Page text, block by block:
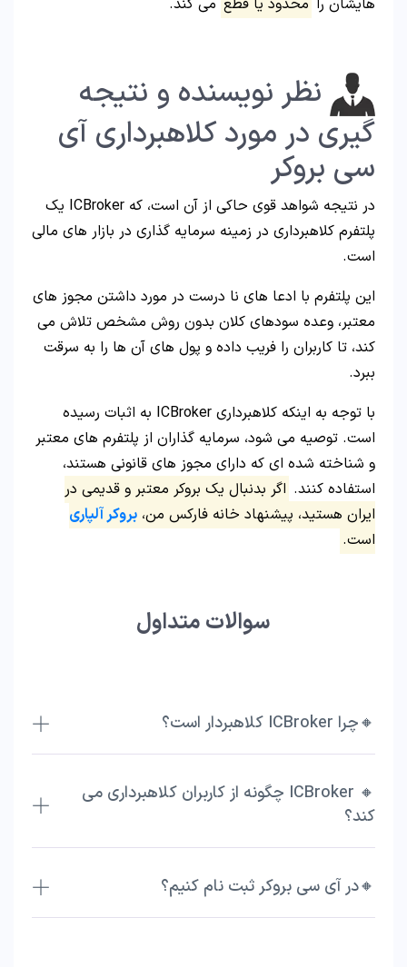
هایشان را محدود یا قطع می کند.
نظر نویسنده و نتیجه
گیری در مورد کلاهبرداری آی
سی بروکر
در نتیجه شواهد قوی حاکی از آن است، که ICBroker یک
پلتفرم کلاهبرداری در زمینه سرمایه گذاری در بازار های مالی
است.
این پلتفرم با ادعا های نا درست در مورد داشتن مجوز های
معتبر، وعده سودهای کلان بدون روش مشخص تلاش می
کند، تا کاربران را فریب داده و پول های آن ها را به سرقت
ببرد.
با توجه به اینکه کلاهبرداری ICBroker به اثبات رسیده
است. توصیه می شود، سرمایه گذاران از پلتفرم های معتبر
و شناخته شده ای که دارای مجوز های قانونی هستند،
استفاده کنند. اگر بدنبال یک بروکر معتبر و قدیمی در
ایران هستید، پیشنهاد خانه فارکس من، بروکر آلپاری
است.
سوالات متداول
🔸چرا ICBroker کلاهبردار است؟
🔸 ICBroker چگونه از کاربران کلاهبرداری می
کند؟
🔸در آی سی بروکر ثبت نام کنیم؟